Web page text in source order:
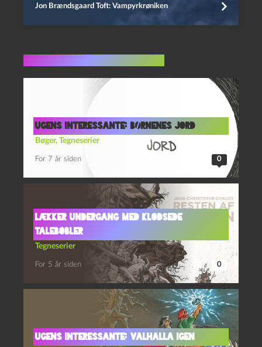
Jon Brændsgaard Toft: Vampyrkrøniken
Ugens interessante: Børnenes jord
Bøger, Tegneserier
For 7 år siden 0
Lækker undergang med klodsede
talebobler
Tegneserier
For 5 år siden 0
Ugens interessante: Valhalla igen